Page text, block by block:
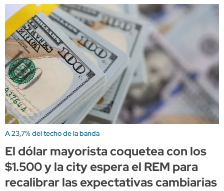
A 23,7% del techo de la banda
El dólar mayorista coquetea con los
$1.500 y la city espera el REM para
recalibrar las expectativas cambiarias